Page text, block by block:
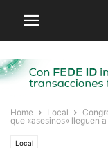
Home Local
que «asesinos» lleguen a
Local